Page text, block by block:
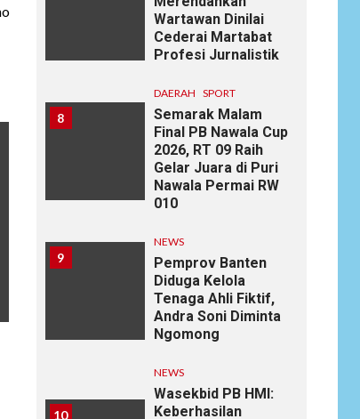
Wartawan Dinilai
Cederai Martabat
Profesi Jurnalistik
8
DAERAH SPORT
Semarak Malam
Final PB Nawala Cup
2026, RT 09 Raih
Gelar Juara di Puri
Nawala Permai RW
010
9
NEWS
Pemprov Banten
Diduga Kelola
Tenaga Ahli Fiktif,
Andra Soni Diminta
Ngomong
10
NEWS
Wasekbid PB HMI:
Keberhasilan